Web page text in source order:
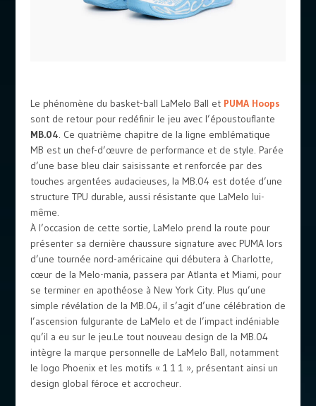
Le phénomène du basket-ball LaMelo Ball et PUMA Hoops
sont de retour pour redéfinir le jeu avec l’époustouflante
MB.04. Ce quatrième chapitre de la ligne emblématique
MB est un chef-d’œuvre de performance et de style. Parée
d’une base bleu clair saisissante et renforcée par des
touches argentées audacieuses, la MB.04 est dotée d’une
structure TPU durable, aussi résistante que LaMelo lui-
même.
À l’occasion de cette sortie, LaMelo prend la route pour
présenter sa dernière chaussure signature avec PUMA lors
d’une tournée nord-américaine qui débutera à Charlotte,
cœur de la Melo-mania, passera par Atlanta et Miami, pour
se terminer en apothéose à New York City. Plus qu’une
simple révélation de la MB.04, il s’agit d’une célébration de
l’ascension fulgurante de LaMelo et de l’impact indéniable
qu’il a eu sur le jeu.Le tout nouveau design de la MB.04
intègre la marque personnelle de LaMelo Ball, notamment
le logo Phoenix et les motifs « 1 1 1 », présentant ainsi un
design global féroce et accrocheur.